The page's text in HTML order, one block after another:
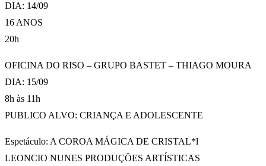
DIA: 14/09
16 ANOS
20h
OFICINA DO RISO – GRUPO BASTET – THIAGO MOURA
DIA: 15/09
8h às 11h
PUBLICO ALVO: CRIANÇA E ADOLESCENTE
Espetáculo: A COROA MÁGICA DE CRISTAL*l
LEONCIO NUNES PRODUÇÕES ARTÍSTICAS